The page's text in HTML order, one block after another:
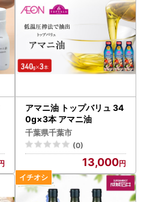
アマニ油 トップバリュ 34
0g×3本 アマニ油
千葉県千葉市
(0)
13,000